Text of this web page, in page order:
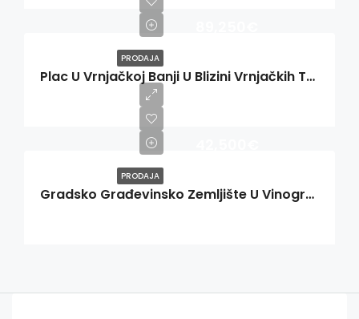
PRODAJA
Plac U Vrnjačkoj Banji U Blizini Vrnjačkih Termi
PRODAJA
Gradsko Građevinsko Zemljište U Vinogradima